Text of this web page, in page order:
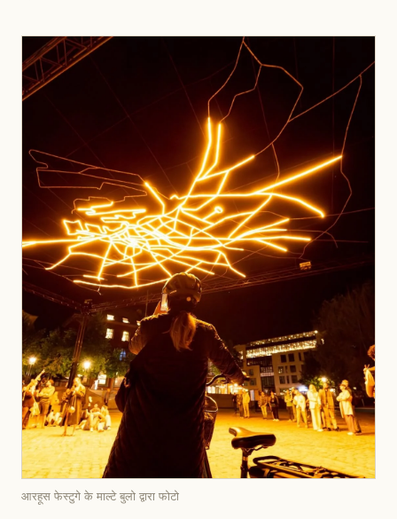
आरहूस फेस्टुगे के माल्टे बुलो द्वारा फोटो